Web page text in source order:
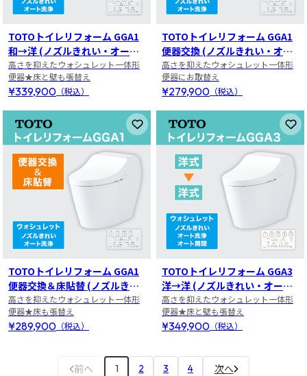
TOTOトイレリフォーム GGA1
和→洋 (ノズルきれい・オート
洗浄)
高さを抑えたウォシュレット一体形
便器★床と壁も張替え
¥339,900 （税込）
TOTOトイレリフォーム GGA1
便器交換 (ノズルきれい・オー
ト洗浄)
高さを抑えたウォシュレット一体形
便器にお取替え
¥279,900 （税込）
お気に入りに登録
TOTOトイレリフォーム GGA1
便器交換＆床貼替 (ノズルきれ
い・オート洗浄)
高さを抑えたウォシュレット一体形
便器★床も張替え
¥289,900 （税込）
お
TOTOトイレリフォーム GGA3
洋→洋 (ノズルきれい・オート
洗浄・オート開閉)
高さを抑えたウォシュレット一体形
便器★床と壁も張替え
¥349,900 （税込）
前へ 1 2 3 4 次へ